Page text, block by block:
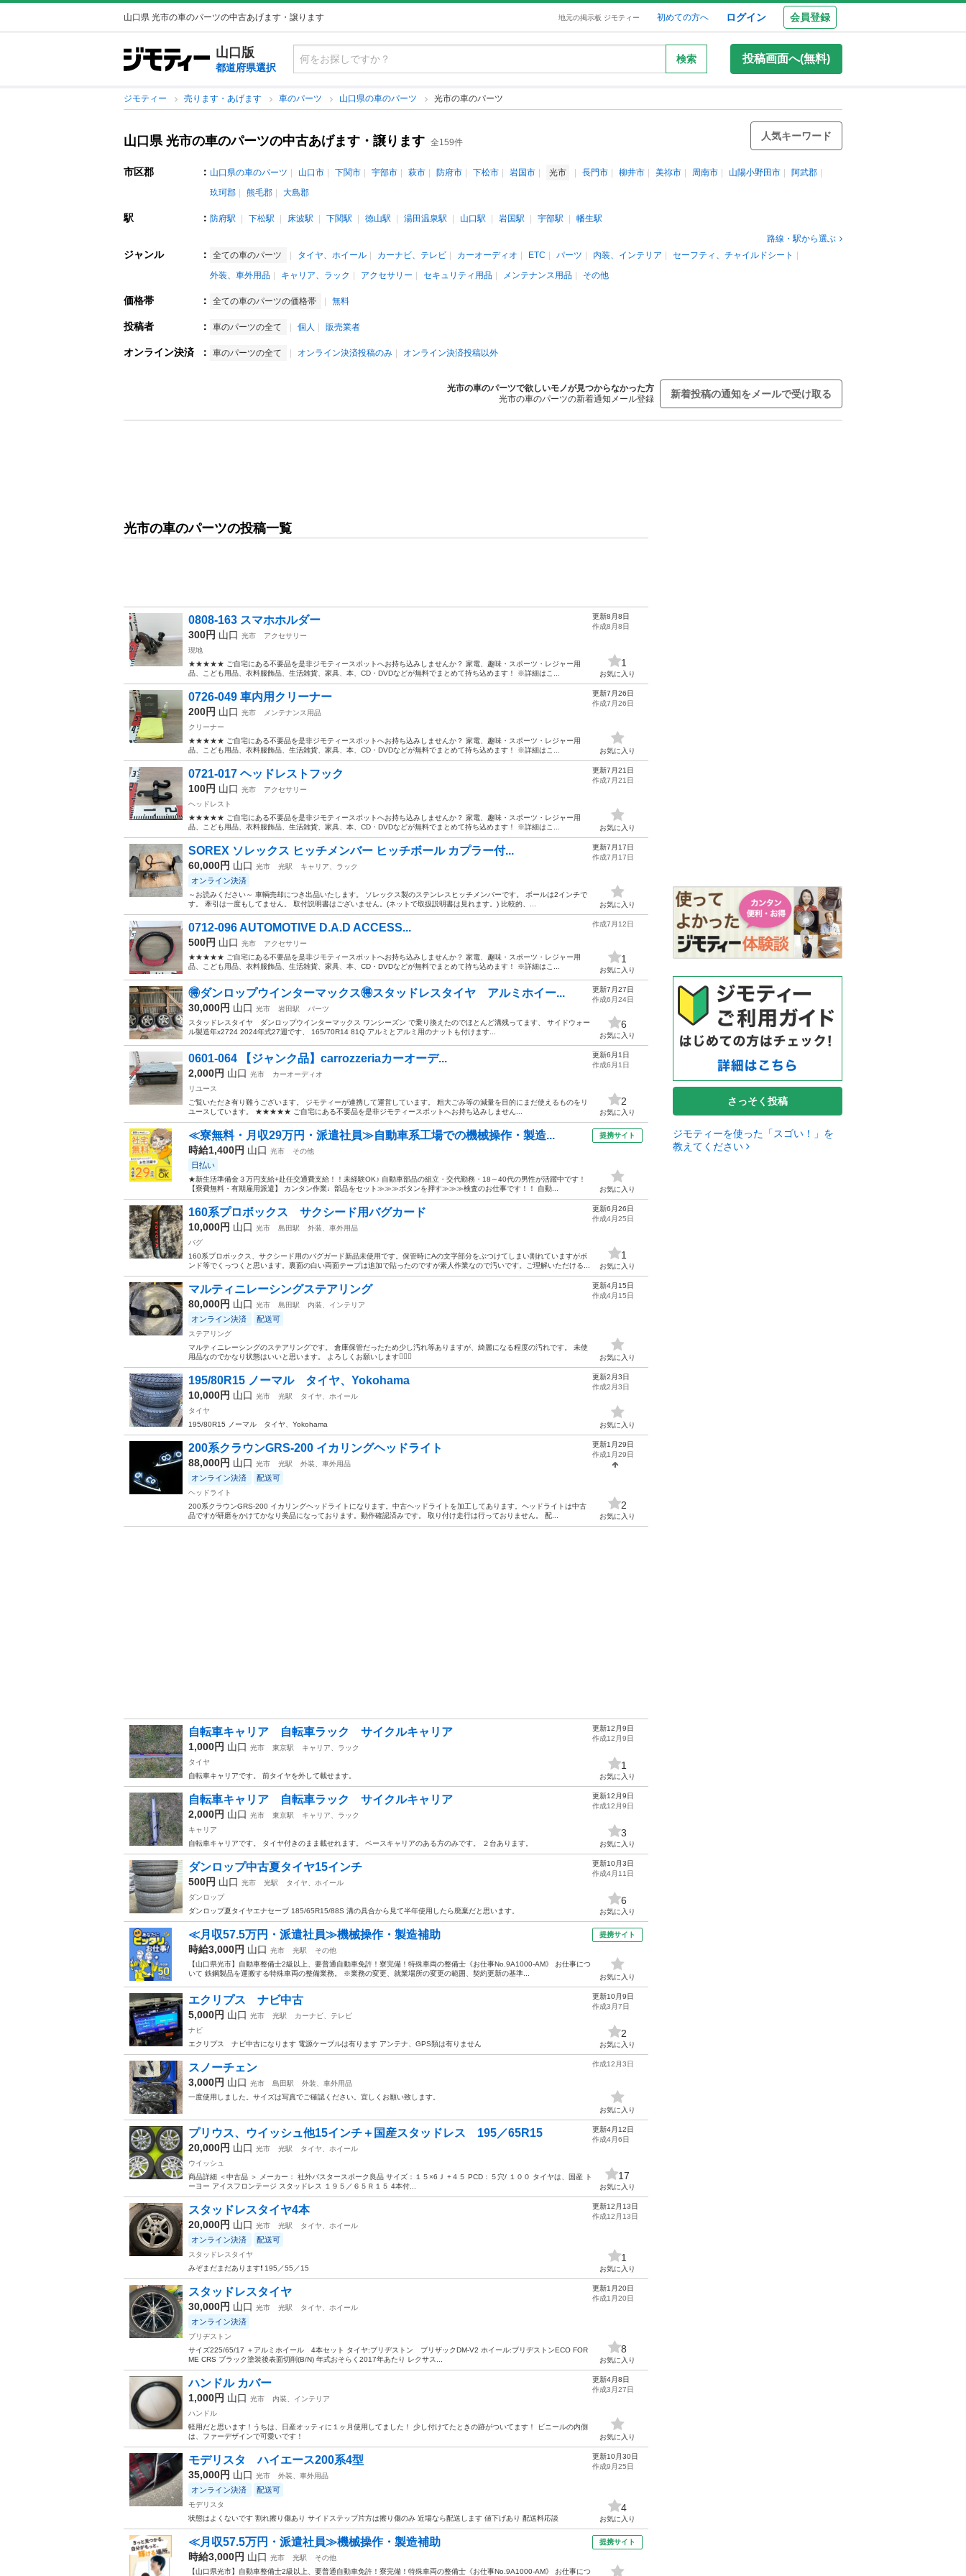
山口県 光市の車のパーツの中古あげます・譲ります 地元の掲示板 ジモティー 初めての方へ ログイン 会員登録
山口版
都道府県選択
検索 投稿画面へ(無料)
ジモティー 売ります・あげます 車のパーツ 山口県の車のパーツ 光市の車のパーツ
山口県 光市の車のパーツの中古あげます・譲ります 全159件
人気キーワード
市区郡 ： 山口県の車のパーツ 山口市 下関市 宇部市 萩市 防府市 下松市 岩国市 光市 長門市 柳井市 美祢市 周南市 山陽小野田市
阿武郡
玖珂郡
熊毛郡 大島郡
駅 ： 防府駅 下松駅 床波駅 下関駅 徳山駅 湯田温泉駅 山口駅 岩国駅 宇部駅
幡生駅
路線・駅から選ぶ
ジャンル ： 全ての車のパーツ タイヤ、ホイール カーナビ、テレビ カーオーディオ ETC パーツ 内装、インテリア
セーフティ、チャイルドシート
外装、車外用品
キャリア、ラック アクセサリー セキュリティ用品 メンテナンス用品 その他
価格帯 ： 全ての車のパーツの価格帯 無料
投稿者 ： 車のパーツの全て 個人 販売業者
オンライン決済 ： 車のパーツの全て オンライン決済投稿のみ オンライン決済投稿以外
光市の車のパーツで欲しいモノが見つからなかった方
光市の車のパーツの新着通知メール登録
新着投稿の通知をメールで受け取る
光市の車のパーツの投稿一覧
0808-163 スマホホルダー
300円 山口 光市
アクセサリー
現地
★★★★★ ご自宅にある不要品を是非ジモティースポットへお持ち込みしませんか？ 家電、趣味・スポーツ・レジャー用
品、こども用品、衣料服飾品、生活雑貨、家具、本、CD・DVDなどが無料でまとめて持ち込めます！ ※詳細はこ...
更新8月8日
作成8月8日
1
お気に入り
0726-049 車内用クリーナー
200円 山口 光市
メンテナンス用品
クリーナー
★★★★★ ご自宅にある不要品を是非ジモティースポットへお持ち込みしませんか？ 家電、趣味・スポーツ・レジャー用
品、こども用品、衣料服飾品、生活雑貨、家具、本、CD・DVDなどが無料でまとめて持ち込めます！ ※詳細はこ...
更新7月26日
作成7月26日
お気に入り
0721-017 ヘッドレストフック
100円 山口 光市
アクセサリー
ヘッドレスト
★★★★★ ご自宅にある不要品を是非ジモティースポットへお持ち込みしませんか？ 家電、趣味・スポーツ・レジャー用
品、こども用品、衣料服飾品、生活雑貨、家具、本、CD・DVDなどが無料でまとめて持ち込めます！ ※詳細はこ...
更新7月21日
作成7月21日
お気に入り
SOREX ソレックス ヒッチメンバー ヒッチボール カプラー付...
60,000円 山口 光市 光駅 キャリア、ラック
オンライン決済
～お読みください～ 車輌売却につき出品いたします。 ソレックス製のステンレスヒッチメンバーです。 ボールは2インチで
す。 牽引は一度もしてません。 取付説明書はございません。(ネットで取扱説明書は見れます。) 比較的、...
更新7月17日
作成7月17日
お気に入り
0712-096 AUTOMOTIVE D.A.D ACCESS...
500円 山口 光市
アクセサリー
★★★★★ ご自宅にある不要品を是非ジモティースポットへお持ち込みしませんか？ 家電、趣味・スポーツ・レジャー用
品、こども用品、衣料服飾品、生活雑貨、家具、本、CD・DVDなどが無料でまとめて持ち込めます！ ※詳細はこ...
作成7月12日
1
お気に入り
🉐ダンロップウインターマックス🉐スタッドレスタイヤ アルミホイー...
30,000円 山口 光市 岩田駅
パーツ
スタッドレスタイヤ ダンロップウインターマックス ワンシーズン で乗り換えたのでほとんど溝残ってます、 サイドウォー
ル製造年x2724 2024年式27週です、 165/70R14 81Q アルミとアルミ用のナットも付けます...
更新7月27日
作成6月24日
6
お気に入り
0601-064 【ジャンク品】carrozzeriaカーオーデ...
2,000円 山口 光市
カーオーディオ
リユース
ご覧いただき有り難うございます。 ジモティーが連携して運営しています。 粗⼤ごみ等の減量を⽬的にまだ使えるものをリ
ユースしています。 ★★★★★ ご自宅にある不要品を是非ジモティースポットへお持ち込みしません...
更新6月1日
作成6月1日
2
お気に入り
≪寮無料・月収29万円・派遣社員≫自動車系工場での機械操作・製造...
時給1,400円 山口 光市 その他
日払い
★新生活準備金３万円支給+赴任交通費支給！！未経験OK♪ 自動車部品の組立・交代勤務・18～40代の男性が活躍中です！
【寮費無料・有期雇用派遣】 カンタン作業♩部品をセット≫≫≫ボタンを押す≫≫≫検査のお仕事です！！ 自動...
提携サイト
お気に入り
160系プロボックス サクシード用バグカード
10,000円 山口 光市 島田駅
外装、車外用品
バグ
160系プロボックス、サクシード用のバグガード新品未使用です。保管時にAの文字部分をぶつけてしまい割れていますがボ
ンド等でくっつくと思います。裏面の白い両面テープは追加で貼ったのですが素人作業なので汚いです。ご理解いただける...
更新6月26日
作成4月25日
1
お気に入り
マルティニレーシングステアリング
80,000円 山口 光市 島田駅 内装、インテリア
オンライン決済 配送可
ステアリング
マルティニレーシングのステアリングです。 倉庫保管だったため少し汚れ等ありますが、綺麗になる程度の汚れです。 未使
用品なのでかなり状態はいいと思います。 よろしくお願いします🙇🏻‍♂️
更新4月15日
作成4月15日
お気に入り
195/80R15 ノーマル タイヤ、Yokohama
10,000円 山口 光市 光駅
タイヤ、ホイール
タイヤ
195/80R15 ノーマル タイヤ、Yokohama
更新2月3日
作成2月3日
お気に入り
200系クラウンGRS-200 イカリングヘッドライト
88,000円 山口 光市 光駅 外装、車外用品
オンライン決済 配送可
ヘッドライト
200系クラウンGRS-200 イカリングヘッドライトになります。中古ヘッドライトを加工してあります。ヘッドライトは中古
品ですが研磨をかけてかなり美品になっております。動作確認済みです。 取り付け走行は行っておりません。 配...
更新1月29日
作成1月29日
2
お気に入り
自転車キャリア 自転車ラック サイクルキャリア
1,000円 山口 光市 東京駅
キャリア、ラック
タイヤ
自転車キャリアです。 前タイヤを外して載せます。
更新12月9日
作成12月9日
1
お気に入り
自転車キャリア 自転車ラック サイクルキャリア
2,000円 山口 光市 東京駅
キャリア、ラック
キャリア
自転車キャリアです。 タイヤ付きのまま載せれます。 ベースキャリアのある方のみです。 ２台あります。
更新12月9日
作成12月9日
3
お気に入り
ダンロップ中古夏タイヤ15インチ
500円 山口 光市 光駅
タイヤ、ホイール
ダンロップ
ダンロップ夏タイヤエナセーブ 185/65R15/88S 溝の具合から見て半年使用したら廃棄だと思います。
更新10月3日
作成4月11日
6
お気に入り
≪月収57.5万円・派遣社員≫機械操作・製造補助
時給3,000円 山口 光市 光駅
その他
【山口県光市】自動車整備士2級以上、要普通自動車免許！寮完備！特殊車両の整備士《お仕事No.9A1000-AM》 お仕事につ
いて 鉄鋼製品を運搬する特殊車両の整備業務。 ※業務の変更、就業場所の変更の範囲、契約更新の基準...
提携サイト
お気に入り
エクリプス ナビ中古
5,000円 山口 光市 光駅
カーナビ、テレビ
ナビ
エクリプス ナビ中古になります 電源ケーブルは有ります アンテナ、GPS類は有りません
更新10月9日
作成3月7日
2
お気に入り
スノーチェン
3,000円 山口 光市 島田駅
外装、車外用品
一度使用しました。サイズは写真でご確認ください。宜しくお願い致します。
作成12月3日
お気に入り
プリウス、ウイッシュ他15インチ＋国産スタッドレス 195／65R15
20,000円 山口 光市 光駅
タイヤ、ホイール
ウイッシュ
商品詳細 ＜中古品 ＞ メーカー： 社外バスタースポーク良品 サイズ：１５×6Ｊ +４５ PCD：５穴/ １００ タイヤは、国産 ト
ーヨー アイスフロンテージ スタッドレス １９５／６５Ｒ１５ 4本付...
更新4月12日
作成4月6日
17
お気に入り
スタッドレスタイヤ4本
20,000円 山口 光市 光駅 タイヤ、ホイール
オンライン決済 配送可
スタッドレスタイヤ
みぞまだまだあります❗️ 195／55／15
更新12月13日
作成12月13日
1
お気に入り
スタッドレスタイヤ
30,000円 山口 光市 光駅 タイヤ、ホイール
オンライン決済
ブリヂストン
サイズ225/65/17 ＋アルミホイール 4本セット タイヤ:ブリヂストン ブリザックDM-V2 ホイール:ブリヂストンECO FOR
ME CRS ブラック塗装後表面切削(B/N) 年式おそらく2017年あたり レクサス...
更新1月20日
作成1月20日
8
お気に入り
ハンドル カバー
1,000円 山口 光市
内装、インテリア
ハンドル
軽用だと思います！うちは、日産オッティに１ヶ月使用してました！ 少し付けてたときの跡がついてます！ ビニールの内側
は、ファーデザインで可愛いです！
更新4月8日
作成3月27日
お気に入り
モデリスタ ハイエース200系4型
35,000円 山口 光市 外装、車外用品
オンライン決済 配送可
モデリスタ
状態はよくないです 割れ擦り傷あり サイドステップ片方は擦り傷のみ 近場なら配送します 値下げあり 配送料応談
更新10月30日
作成9月25日
4
お気に入り
≪月収57.5万円・派遣社員≫機械操作・製造補助
時給3,000円 山口 光市 光駅
その他
【山口県光市】自動車整備士2級以上、要普通自動車免許！寮完備！特殊車両の整備士《お仕事No.9A1000-AM》 お仕事につ
提携サイト
さっそく投稿
ジモティーを使った「スゴい！」を
教えてください